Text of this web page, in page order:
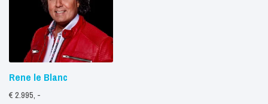
Rene le Blanc
€ 2.995, -